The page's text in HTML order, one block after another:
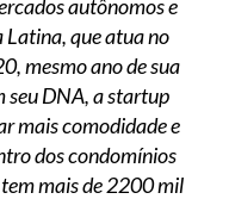
autônomos e
Latina, que atua no
mesmo ano de sua
seu DNA, a startup
mais comodidade e
dos condomínios
mais de 2200 mil